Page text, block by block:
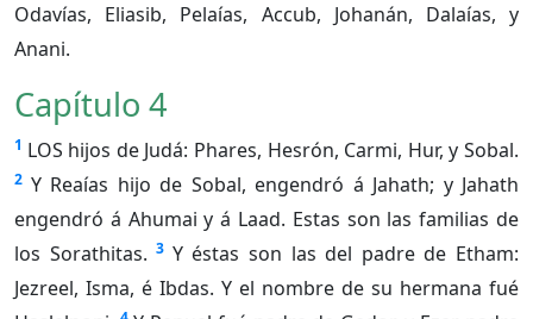
Odavías, Eliasib, Pelaías, Accub, Johanán, Dalaías, y
Anani.
Capítulo 4
1 LOS hijos de Judá: Phares, Hesrón, Carmi, Hur, y Sobal.
2 Y Reaías hijo de Sobal, engendró á Jahath; y Jahath
engendró á Ahumai y á Laad. Estas son las familias de
los Sorathitas. 3 Y éstas son las del padre de Etham:
Jezreel, Isma, é Ibdas. Y el nombre de su hermana fué